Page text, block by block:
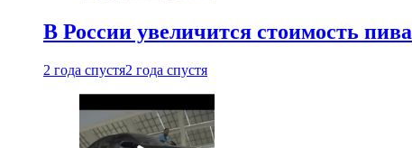
В России увеличится стоимость пива
2 года спустя2 года спустя